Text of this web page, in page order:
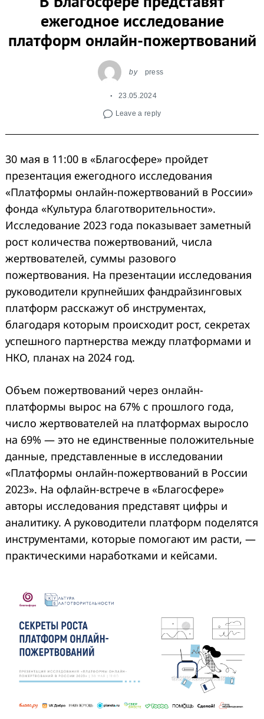
ежегодное исследование
платформ онлайн-пожертвований
by press
23.05.2024
Leave a reply
30 мая в 11:00 в «Благосфере» пройдет
презентация ежегодного исследования
«Платформы онлайн-пожертвований в России»
фонда «Культура благотворительности».
Исследование 2023 года показывает заметный
рост количества пожертвований, числа
жертвователей, суммы разового
пожертвования. На презентации исследования
руководители крупнейших фандрайзинговых
платформ расскажут об инструментах,
благодаря которым происходит рост, секретах
успешного партнерства между платформами и
НКО, планах на 2024 год.
Объем пожертвований через онлайн-
платформы вырос на 67% с прошлого года,
число жертвователей на платформах выросло
на 69% — это не единственные положительные
данные, представленные в исследовании
«Платформы онлайн-пожертвований в России
2023». На офлайн-встрече в «Благосфере»
авторы исследования представят цифры и
аналитику. А руководители платформ поделятся
инструментами, которые помогают им расти, —
практическими наработками и кейсами.